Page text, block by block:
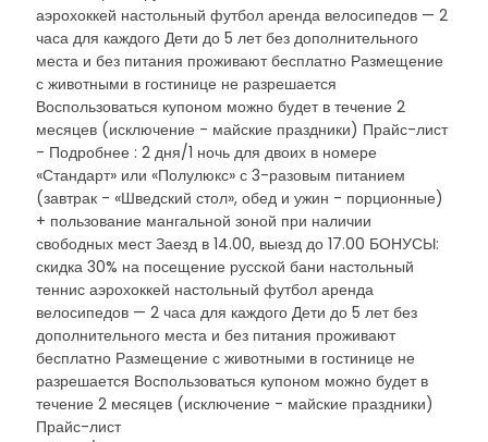
аэрохоккей настольный футбол аренда велосипедов — 2
часа для каждого Дети до 5 лет без дополнительного
места и без питания проживают бесплатно Размещение
с животными в гостинице не разрешается
Воспользоваться купоном можно будет в течение 2
месяцев (исключение - майские праздники) Прайс-лист
- Подробнее : 2 дня/1 ночь для двоих в номере
«Стандарт» или «Полулюкс» с 3-разовым питанием
(завтрак - «Шведский стол», обед и ужин - порционные)
+ пользование мангальной зоной при наличии
свободных мест Заезд в 14.00, выезд до 17.00 БОНУСЫ:
скидка 30% на посещение русской бани настольный
теннис аэрохоккей настольный футбол аренда
велосипедов — 2 часа для каждого Дети до 5 лет без
дополнительного места и без питания проживают
бесплатно Размещение с животными в гостинице не
разрешается Воспользоваться купоном можно будет в
течение 2 месяцев (исключение - майские праздники)
Прайс-лист